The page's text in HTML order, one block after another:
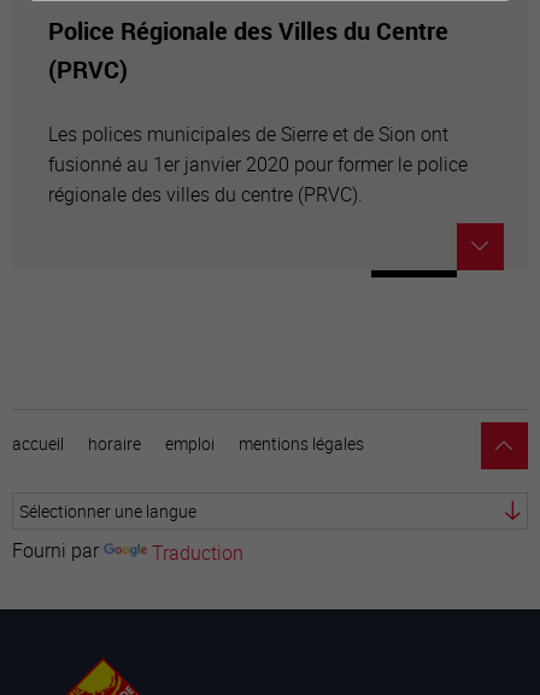
Police Régionale des Villes du Centre
(PRVC)
Les polices municipales de Sierre et de Sion ont
fusionné au 1er janvier 2020 pour former le police
régionale des villes du centre (PRVC).
accueil horaire emploi mentions légales
Fourni par Traduction